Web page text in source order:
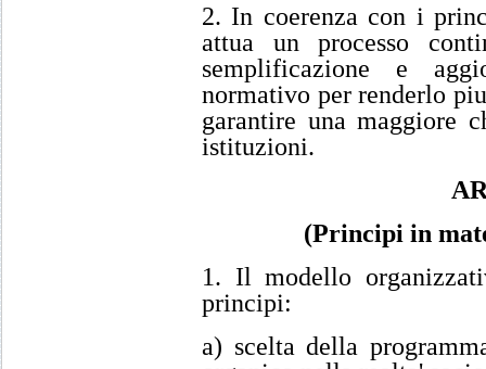
2. In coerenza con i
attua un processo
semplificazione e
normativo per renderlo
garantire una maggiore
istituzioni.
(Principi in
1. Il modello
principi:
a) scelta della